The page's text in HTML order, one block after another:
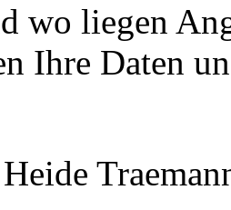
wo liegen
Ihre Daten
Heide